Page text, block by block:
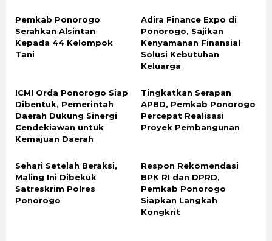
Pemkab Ponorogo
Serahkan Alsintan
Kepada 44 Kelompok
Tani
Adira Finance Expo di
Ponorogo, Sajikan
Kenyamanan Finansial
Solusi Kebutuhan
Keluarga
ICMI Orda Ponorogo Siap
Dibentuk, Pemerintah
Daerah Dukung Sinergi
Cendekiawan untuk
Kemajuan Daerah
Tingkatkan Serapan
APBD, Pemkab Ponorogo
Percepat Realisasi
Proyek Pembangunan
Sehari Setelah Beraksi,
Maling Ini Dibekuk
Satreskrim Polres
Ponorogo
Respon Rekomendasi
BPK RI dan DPRD,
Pemkab Ponorogo
Siapkan Langkah
Kongkrit